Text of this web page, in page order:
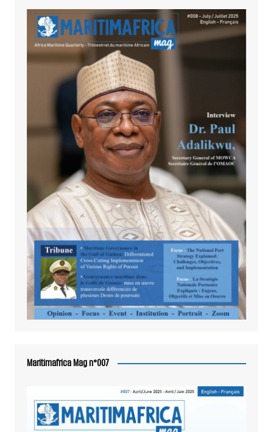
Maritimafrica Mag n°007